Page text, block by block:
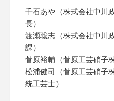
千石あや（株式会社中川
長）
渡瀬聡志（株式会社中川
課）
菅原裕輔（菅原工芸硝子
松浦健司（菅原工芸硝子
統工芸士）